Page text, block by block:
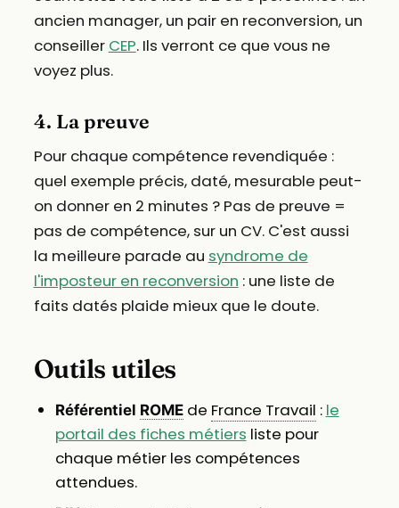
ancien manager, un pair en reconversion, un
conseiller CEP. Ils verront ce que vous ne
voyez plus.
4. La preuve
Pour chaque compétence revendiquée :
quel exemple précis, daté, mesurable peut-
on donner en 2 minutes ? Pas de preuve =
pas de compétence, sur un CV. C'est aussi
la meilleure parade au syndrome de
l'imposteur en reconversion : une liste de
faits datés plaide mieux que le doute.
Outils utiles
Référentiel ROMEde France Travail : le
portail des fiches métiers liste pour
chaque métier les compétences
attendues.